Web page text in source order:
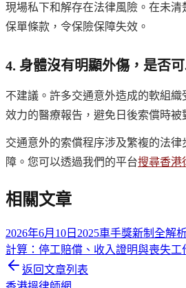
現場私下和解存在法律風險。在未
保單條款，令保險保障失效。
4. 身體沒有明顯外傷，是否
不建議。許多交通意外造成的軟組
效力的醫療報告，避免日後索償時被
交通意外的索償程序涉及繁複的法
障。您可以透過我們的平台搜尋香港
相關文章
2026年6月10日 2025車手獎新制全解
計算：停工賠償、收入證明與喪失工
返回文章列表